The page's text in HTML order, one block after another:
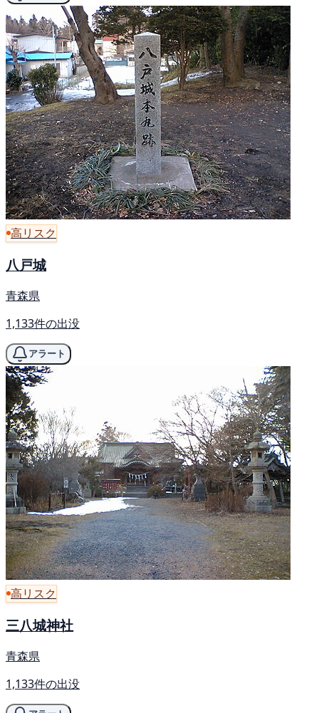
高リスク
八戸城
青森県
1,133件の出没
アラート
高リスク
三八城神社
青森県
1,133件の出没